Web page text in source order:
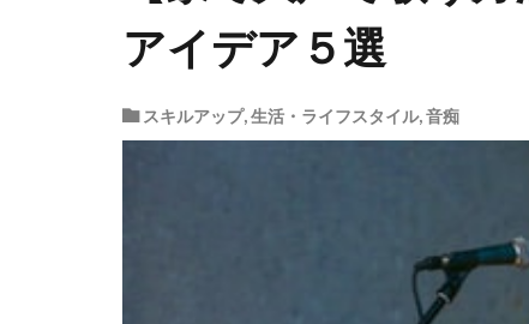
アイデア５選
スキルアップ,生活・ライフスタイル,音痴